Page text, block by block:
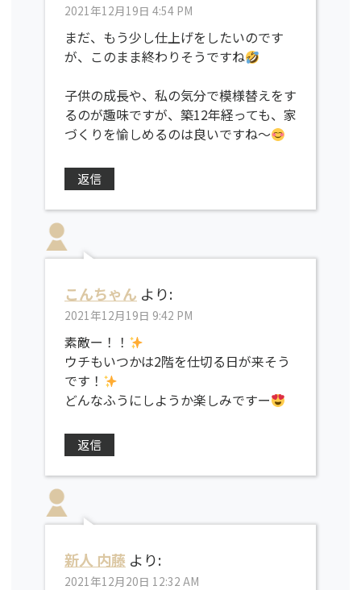
2021年12月19日 4:54 PM
まだ、もう少し仕上げをしたいのです
が、このまま終わりそうですね
子供の成長や、私の気分で模様替えをす
るのが趣味ですが、築12年経っても、家
づくりを愉しめるのは良いですね〜
返信
こんちゃん より:
2021年12月19日 9:42 PM
素敵ー！！
ウチもいつかは2階を仕切る日が来そう
です！
どんなふうにしようか楽しみですー
返信
新人 内藤 より:
2021年12月20日 12:32 AM